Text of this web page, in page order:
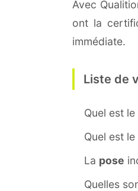
Avec
ont la
immédiate.
Liste de
Quel est le
Quel est le
La pose
Quelles